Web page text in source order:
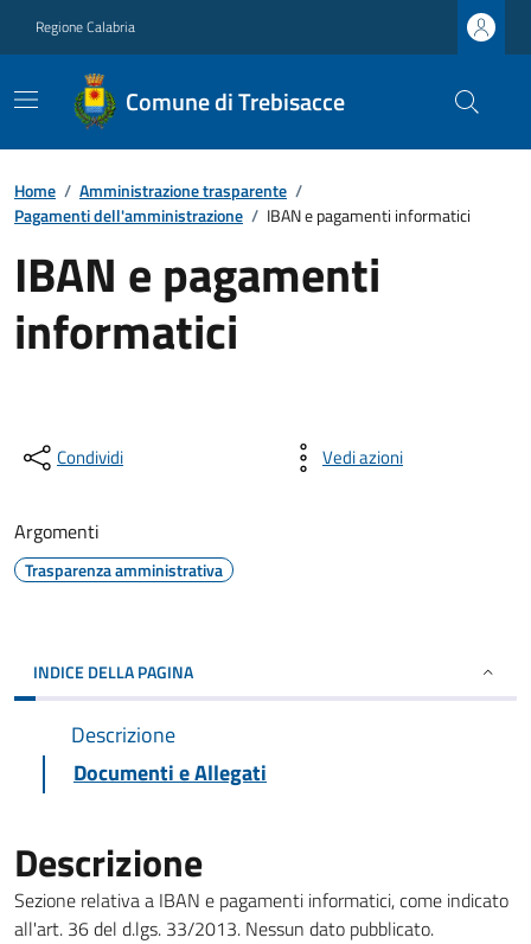
Regione Calabria
Comune di Trebisacce
Home / Amministrazione trasparente /
Pagamenti dell'amministrazione / IBAN e pagamenti informatici
IBAN e pagamenti
informatici
Condividi Vedi azioni
Argomenti
Trasparenza amministrativa
INDICE DELLA PAGINA
Descrizione
Documenti e Allegati
Descrizione
Sezione relativa a IBAN e pagamenti informatici, come indicato
all'art. 36 del d.lgs. 33/2013. Nessun dato pubblicato.